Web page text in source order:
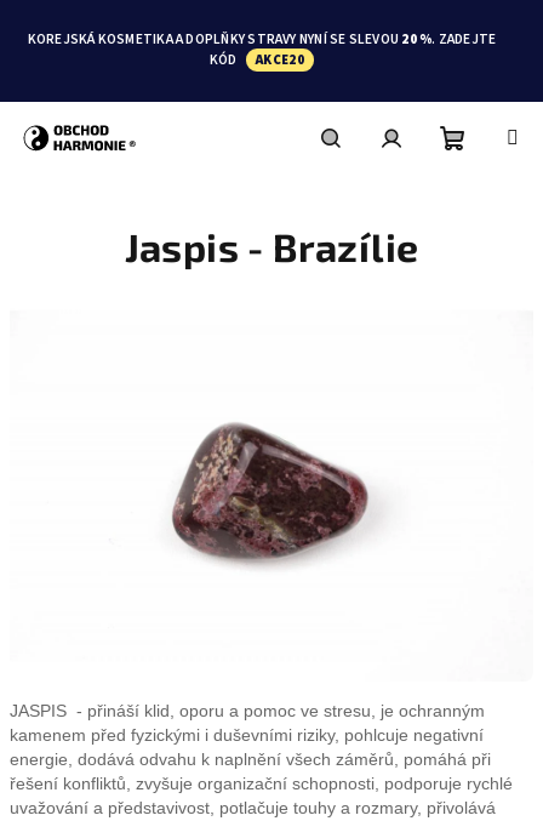
KOREJSKÁ KOSMETIKA A DOPLŇKY STRAVY NYNÍ SE SLEVOU 20 %. ZADEJTE
KÓD
AKCE20
JASPIS - přináší klid, oporu a pomoc ve stresu, je ochranným
kamenem před fyzickými i duševními riziky, pohlcuje negativní
energie, dodává odvahu k naplnění všech záměrů, pomáhá při
řešení konfliktů, zvyšuje organizační schopnosti, podporuje rychlé
uvažování a představivost, potlačuje touhy a rozmary, přivolává
Jaspis - Brazílie